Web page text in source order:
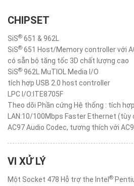
CHIPSET
SiS® 651 & 962L
SiS® 651 Host/Memory controller với
có sẵn bộ tăng tốc 3D chất lượng cao
SiS® 962L MuTIOL Media I/O
tích hợp USB 2.0 host controller
LPC I/O:ITE8705F
Theo dõi Phần cứng Hệ thống : tích
LAN:10/100Mbps Faster Ethernet (tùy
AC97 Audio Codec, tương thích với
VI XỬ LÝ
Một Socket 478 Hỗ trợ the Intel ®